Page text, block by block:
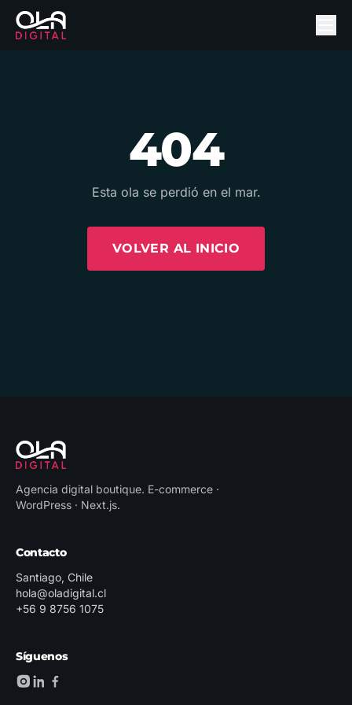
404
Esta ola se perdió en el mar.
VOLVER AL INICIO
Agencia digital boutique. E-commerce ·
WordPress · Next.js.
Contacto
Santiago, Chile
hola@oladigital.cl
+56 9 8756 1075
Síguenos